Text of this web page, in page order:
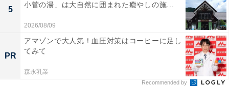
5
小菅の湯」は大自然に囲まれた癒やしの施...
2026/08/09
PR
アマゾンで大人気！血圧対策はコーヒーに足し
てみて
森永乳業
Recommended by